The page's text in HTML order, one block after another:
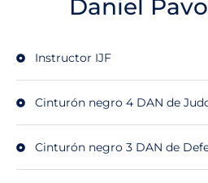
Daniel
Instructor IJF
Cinturón negro 4 DAN de
Cinturón negro 3 DAN de